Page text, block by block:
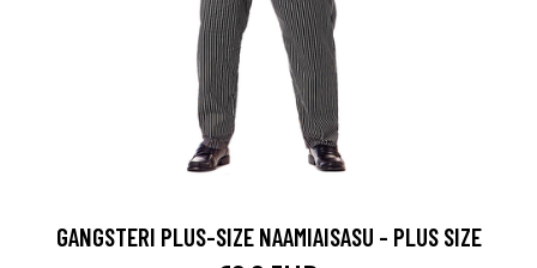
GANGSTERI PLUS-SIZE NAAMIAISASU - PLUS SIZE